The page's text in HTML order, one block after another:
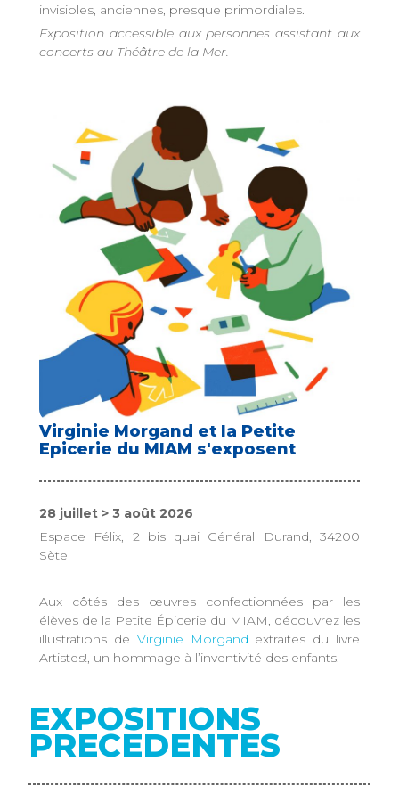
invisibles, anciennes, presque primordiales.
Exposition accessible aux personnes assistant aux
concerts au Théâtre de la Mer.
Virginie Morgand et la Petite
Epicerie du MIAM s'exposent
28 juillet > 3 août 2026
Espace Félix, 2 bis quai Général Durand, 34200
Sète
Aux côtés des œuvres confectionnées par les
élèves de la Petite Épicerie du MIAM, découvrez les
illustrations de Virginie Morgand extraites du livre
Artistes!, un hommage à l’inventivité des enfants.
EXPOSITIONS
PRECEDENTES